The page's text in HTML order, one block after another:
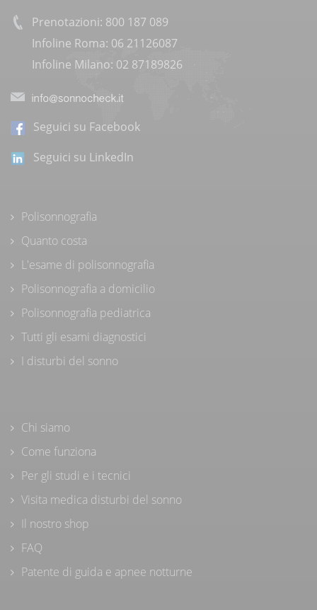
Prenotazioni: 800 187 089
Infoline Roma: 06 21126087
Infoline Milano: 02 87189826
Seguici su Facebook
Seguici su LinkedIn
Polisonnografia
Quanto costa
L'esame di polisonnografia
Polisonnografia a domicilio
Polisonnografia pediatrica
Tutti gli esami diagnostici
I disturbi del sonno
Chi siamo
Come funziona
Per gli studi e i tecnici
Visita medica disturbi del sonno
Il nostro shop
FAQ
Patente di guida e apnee notturne